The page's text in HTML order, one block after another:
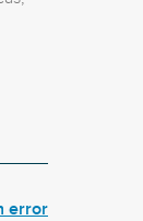
error